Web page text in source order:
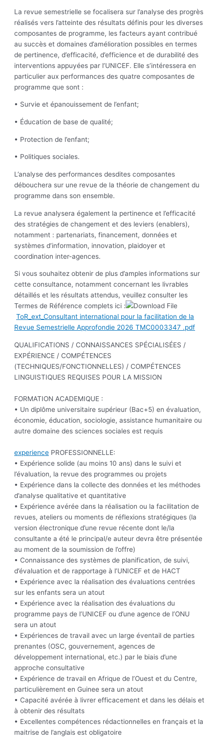
La revue semestrielle se focalisera sur l’analyse des progrès
réalisés vers l’atteinte des résultats définis pour les diverses
composantes de programme, les facteurs ayant contribué
au succès et domaines d’amélioration possibles en termes
de pertinence, d’efficacité, d’efficience et de durabilité des
interventions appuyées par l’UNICEF. Elle s’intéressera en
particulier aux performances des quatre composantes de
programme que sont :
• Survie et épanouissement de l’enfant;
• Éducation de base de qualité;
• Protection de l’enfant;
• Politiques sociales.
L’analyse des performances desdites composantes
débouchera sur une revue de la théorie de changement du
programme dans son ensemble.
La revue analysera également la pertinence et l’efficacité
des stratégies de changement et des leviers (enablers),
notamment : partenariats, financement, données et
systèmes d’information, innovation, plaidoyer et
coordination inter-agences.
Si vous souhaitez obtenir de plus d’amples informations sur
cette consultance, notamment concernant les livrables
détaillés et les résultats attendus, veuillez consulter les
Termes de Référence complets ici :
ToR_ext_Consultant international pour la facilitation de la
Revue Semestrielle Approfondie 2026 TMC0003347 .pdf
QUALIFICATIONS / CONNAISSANCES SPÉCIALISÉES /
EXPÉRIENCE / COMPÉTENCES
(TECHNIQUES/FONCTIONNELLES) / COMPÉTENCES
LINGUISTIQUES REQUISES POUR LA MISSION
FORMATION ACADEMIQUE :
• Un diplôme universitaire supérieur (Bac+5) en évaluation,
économie, éducation, sociologie, assistance humanitaire ou
autre domaine des sciences sociales est requis
experience PROFESSIONNELLE:
• Expérience solide (au moins 10 ans) dans le suivi et
l’évaluation, la revue des programmes ou projets
• Expérience dans la collecte des données et les méthodes
d’analyse qualitative et quantitative
• Expérience avérée dans la réalisation ou la facilitation de
revues, ateliers ou moments de réflexions stratégiques (la
version électronique d’une revue récente dont le/la
consultante a été le principal/e auteur devra être présentée
au moment de la soumission de l’offre)
• Connaissance des systèmes de planification, de suivi,
d’évaluation et de rapportage à l’UNICEF et de HACT
• Expérience avec la réalisation des évaluations centrées
sur les enfants sera un atout
• Expérience avec la réalisation des évaluations du
programme pays de l’UNICEF ou d’une agence de l’ONU
sera un atout
• Expériences de travail avec un large éventail de parties
prenantes (OSC, gouvernement, agences de
développement international, etc.) par le biais d’une
approche consultative
• Expérience de travail en Afrique de l’Ouest et du Centre,
particulièrement en Guinee sera un atout
• Capacité avérée à livrer efficacement et dans les délais et
à obtenir des résultats
• Excellentes compétences rédactionnelles en français et la
maitrise de l’anglais est obligatoire